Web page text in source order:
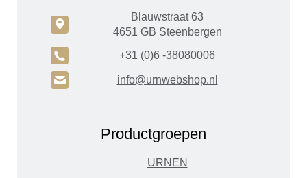
c
Blauwstraat 63
4651 GB Steenbergen
A +31 (0)6 -38080006
H info@urnwebshop.nl
Productgroepen
URNEN